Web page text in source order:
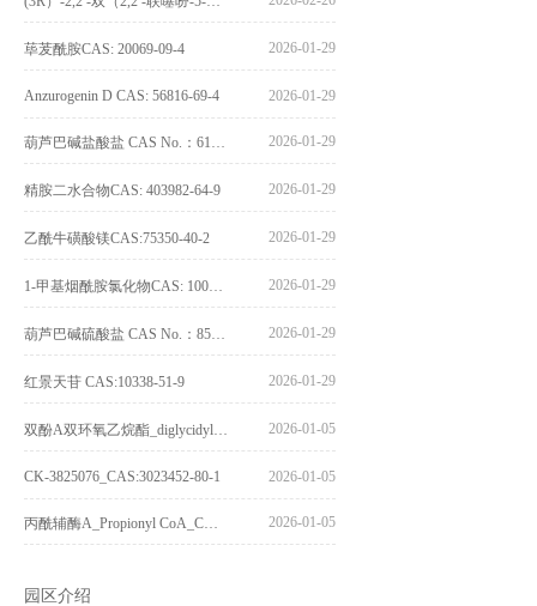
荜茇酰胺CAS: 20069-09-4 2026-01-29
Anzurogenin D CAS: 56816-69-4 2026-01-29
2026-01-29
精胺二水合物CAS: 403982-64-9 2026-01-29
乙酰牛磺酸镁CAS:75350-40-2 2026-01-29
2026-01-29
2026-01-29
红景天苷 CAS:10338-51-9 2026-01-29
2026-01-05
CK-3825076_CAS:3023452-80-1 2026-01-05
2026-01-05
园区介绍